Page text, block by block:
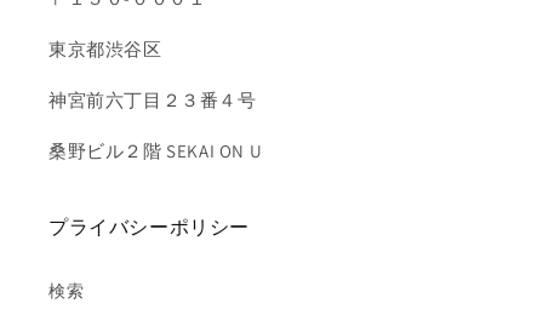
東京都渋谷区
神宮前六丁目２３番４号
桑野ビル２階 SEKAI ON U
プライバシーポリシー
検索